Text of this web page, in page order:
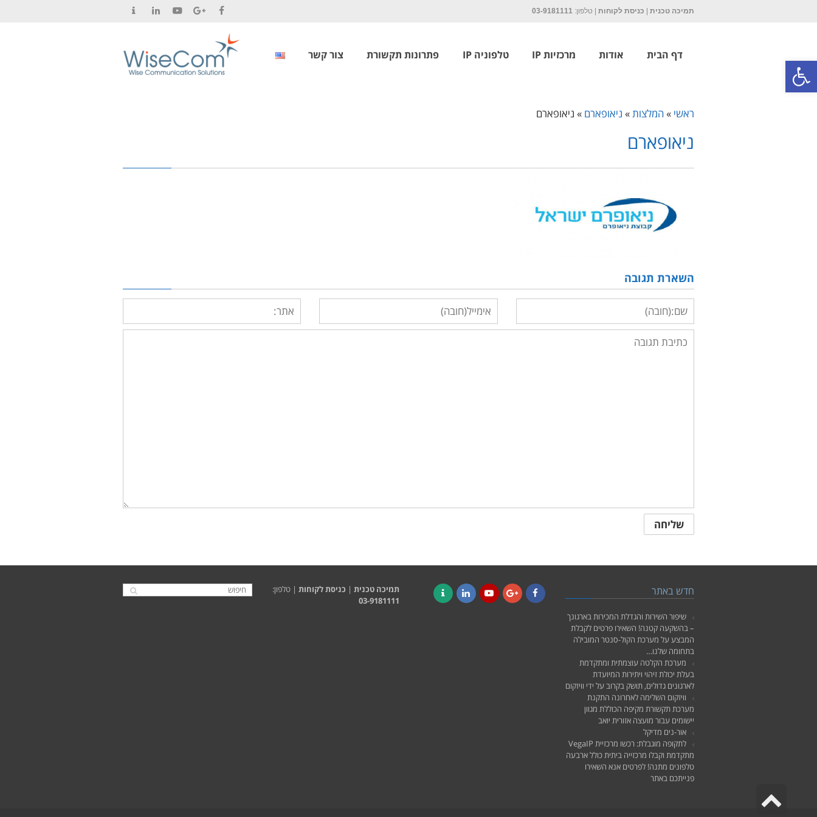
פתח סרגל נגישות
תמיכה טכנית כניסת לקוחות | טלפון: 03-9181111
דף הבית אודות מרכזיות IP טלפוניה IP פתרונות תקשורת צור קשר
ראשי »המלצות» ניאופארם » ניאופארם
ניאופארם
השארת תגובה
חדש באתר
שיפור השירות והגדלת המכירות בארגונך
– בהשקעה קטנה! השאירו פרטים לקבלת
המבצע על מערכת הקול-סנטר המובילה
בתחומה שלנו…
מערכת הקלטה עוצמתית ומתקדמת
בעלת יכולת זיהוי ויתירות המיועדת
לארגונים גדולים, תושק בקרוב על ידי וויזקום
וויזקום השלימה לאחרונה התקנת
מערכת תקשורת מקיפה הכוללת מגוון
יישומים עבור מועצה אזורית יואב
אור-נים מדיקל
לתקופה מוגבלת: רכשו מרכזיית VegaIP
מתקדמת וקבלו מרכזייה ביתית כולל ארבעה
טלפונים מתנה! לפרטים אנא השאירו
פנייתכם באתר
תמיכה טכנית | כניסת לקוחות | טלפון:
03-9181111